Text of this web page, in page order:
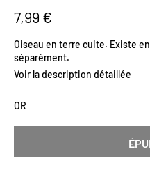
de
Galerie
d’images
7,99 €
Oiseau en terre cuite. Existe
séparément.
Voir la description détaillée
OR